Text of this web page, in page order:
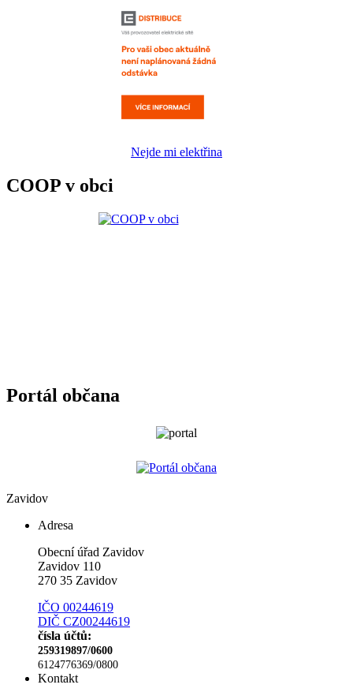
Nejde mi elektřina
COOP v obci
Portál občana
Zavidov
Adresa
Obecní úřad Zavidov
Zavidov 110
270 35 Zavidov
IČO 00244619
DIČ CZ00244619
čísla účtů:
259319897/0600
6124776369/0800
Kontakt